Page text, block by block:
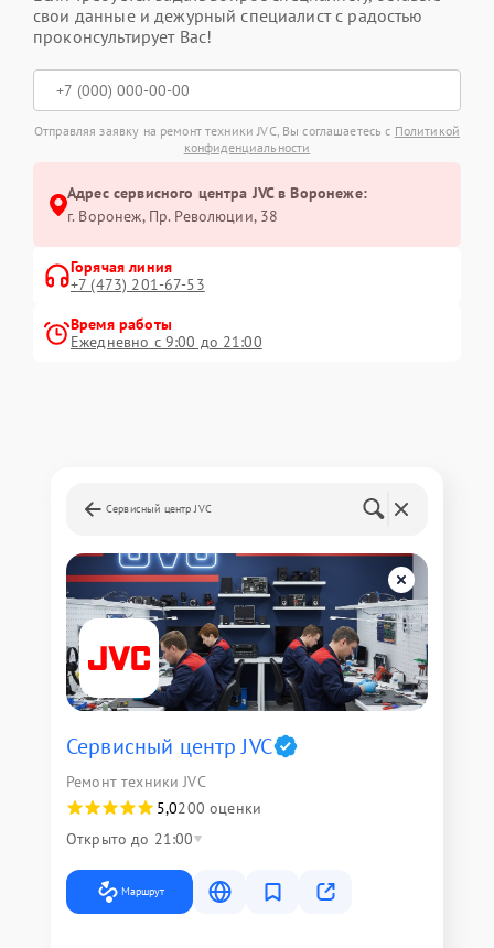
свои данные и дежурный специалист с радостью
проконсультирует Вас!
Отправляя заявку на ремонт техники JVC, Вы соглашаетесь с Политикой
конфиденциальности
Адрес сервисного центра JVC в Воронеже:
г. Воронеж, Пр. Революции, 38
Горячая линия
+7 (473) 201-67-53
Время работы
Ежедневно с 9:00 до 21:00
Сервисный центр JVC
Сервисный центр JVC
Ремонт техники JVC
5,0200 оценки
Открыто до 21:00
Маршрут